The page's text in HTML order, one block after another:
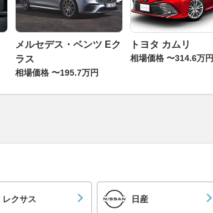
メルセデス・ベンツ Eク
ラス
相場価格 〜195.7万円
トヨタ カムリ
相場価格 〜314.6万円
レクサス 日産